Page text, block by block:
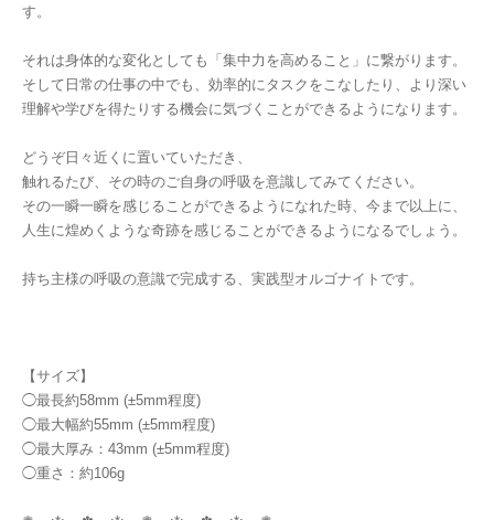
す。
それは身体的な変化としても「集中力を高めること」に繋がります。
そして日常の仕事の中でも、効率的にタスクをこなしたり、より深い
理解や学びを得たりする機会に気づくことができるようになります。
どうぞ日々近くに置いていただき、
触れるたび、その時のご自身の呼吸を意識してみてください。
その一瞬一瞬を感じることができるようになれた時、今まで以上に、
人生に煌めくような奇跡を感じることができるようになるでしょう。
持ち主様の呼吸の意識で完成する、実践型オルゴナイトです。
【サイズ】
◯最長約58mm (±5mm程度)
◯最大幅約55mm (±5mm程度)
◯最大厚み：43mm (±5mm程度)
◯重さ：約106g